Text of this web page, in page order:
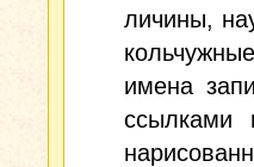
личины,
имена
ссылками